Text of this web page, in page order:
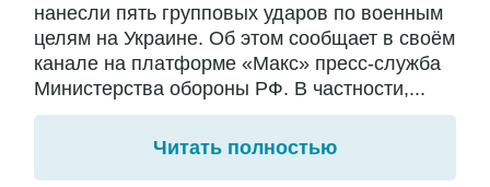
нанесли пять групповых ударов по военным
целям на Украине. Об этом сообщает в своём
канале на платформе «Макс» пресс-служба
Министерства обороны РФ. В частности,...
Читать полностью